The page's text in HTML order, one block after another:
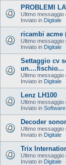
PROBLEMI
Ultimo messaggio
Inviato in Digitale
ricambi acme
Ultimo messaggio
Inviato in Digitale
Settaggio cv
un....fischio...
Ultimo messaggio
Inviato in Digitale
Lenz LH100
Ultimo messaggio
Inviato in
Decoder
Ultimo messaggio
Inviato in Digitale
Trix
Ultimo messaggio
Inviato in Digitale